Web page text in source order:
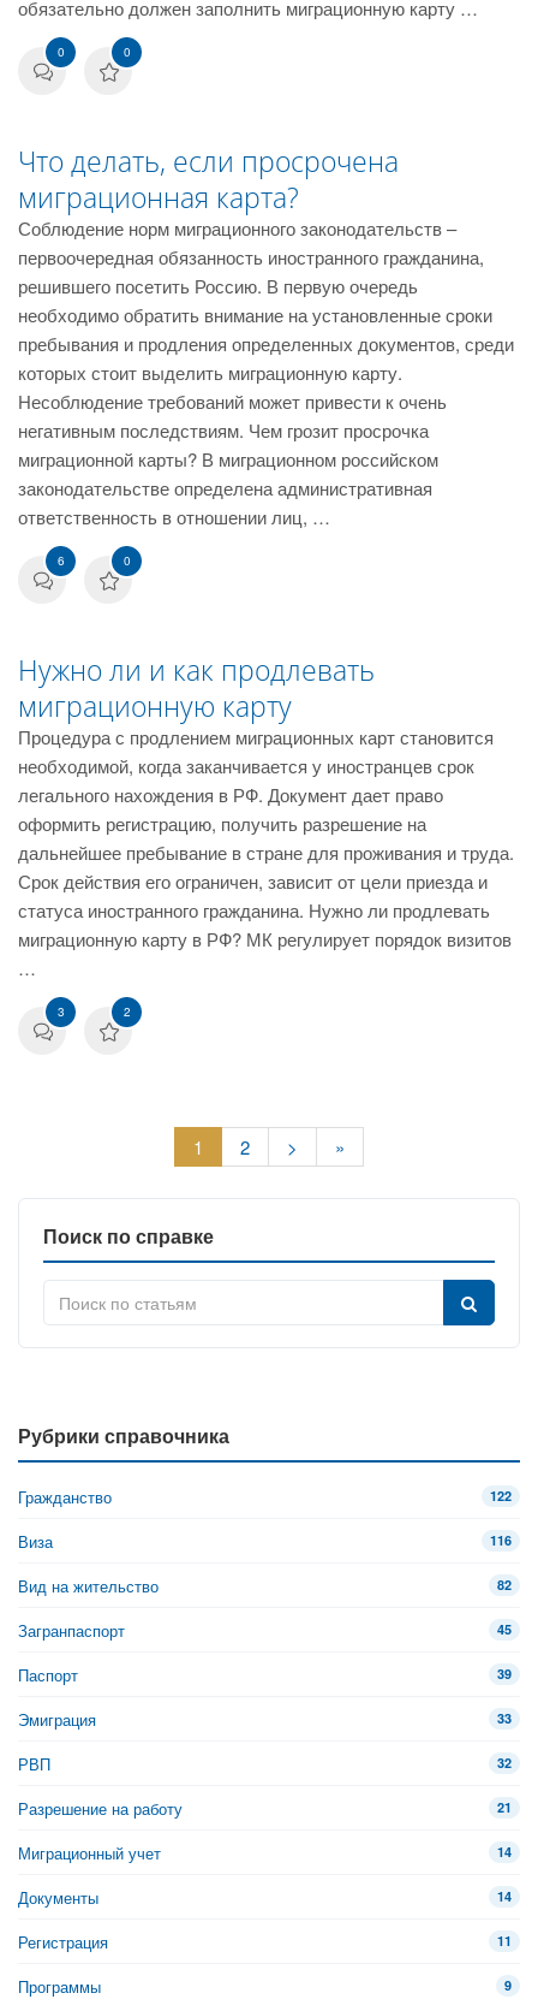
обязательно должен заполнить миграционную карту …
0 0
Что делать, если просрочена
миграционная карта?
Соблюдение норм миграционного законодательств –
первоочередная обязанность иностранного гражданина,
решившего посетить Россию. В первую очередь
необходимо обратить внимание на установленные сроки
пребывания и продления определенных документов, среди
которых стоит выделить миграционную карту.
Несоблюдение требований может привести к очень
негативным последствиям. Чем грозит просрочка
миграционной карты? В миграционном российском
законодательстве определена административная
ответственность в отношении лиц, …
6 0
Нужно ли и как продлевать
миграционную карту
Процедура с продлением миграционных карт становится
необходимой, когда заканчивается у иностранцев срок
легального нахождения в РФ. Документ дает право
оформить регистрацию, получить разрешение на
дальнейшее пребывание в стране для проживания и труда.
Срок действия его ограничен, зависит от цели приезда и
статуса иностранного гражданина. Нужно ли продлевать
миграционную карту в РФ? МК регулирует порядок визитов
…
3 2
1 2 > »
Поиск по справке
Рубрики справочника
Гражданство 122
Виза 116
Вид на жительство 82
Загранпаспорт 45
Паспорт 39
Эмиграция 33
РВП 32
Разрешение на работу 21
Миграционный учет 14
Документы 14
Регистрация 11
Программы 9